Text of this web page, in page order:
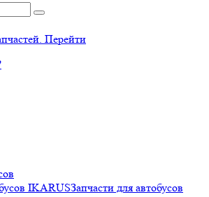
Перейти
Запчасти для автобусов